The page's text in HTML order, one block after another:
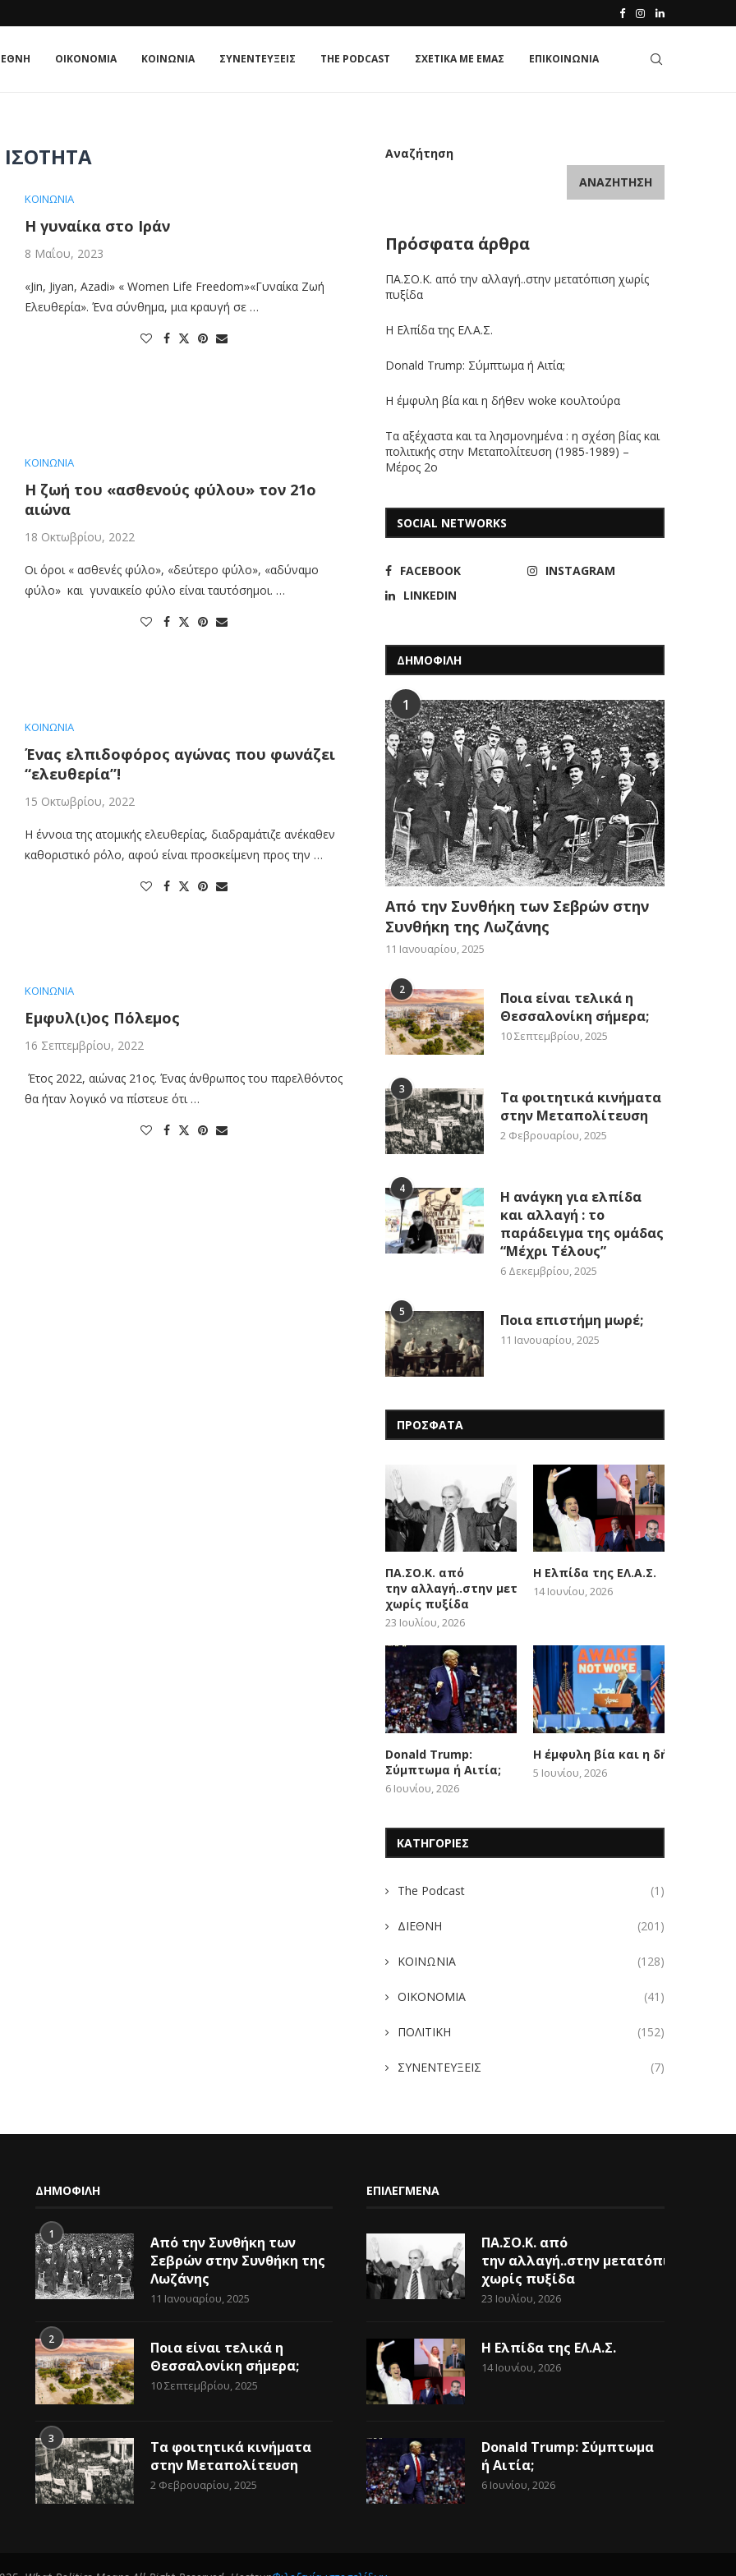
ΟΙΚΟΝΟΜΙΑ ΚΟΙΝΩΝΙΑ ΣΥΝΕΝΤΕΥΞΕΙΣ THE PODCAST ΣΧΕΤΙΚΑ ΜΕ ΕΜΑΣ ΕΠΙΚΟΙΝΩΝΙΑ
ΙΣΌΤΗΤΑ
ΚΟΙΝΩΝΙΑ
Η γυναίκα στο Ιράν
8 Μαΐου, 2023
«Jin, Jiyan, Azadi» « Women Life Freedom»«Γυναίκα Ζωή
Ελευθερία». Ένα σύνθημα, μια κραυγή σε …
ΚΟΙΝΩΝΙΑ
Η ζωή του «ασθενούς φύλου» τον 21ο
αιώνα
18 Οκτωβρίου, 2022
Οι όροι « ασθενές φύλο», «δεύτερο φύλο», «αδύναμο
φύλο» και γυναικείο φύλο είναι ταυτόσημοι. …
ΚΟΙΝΩΝΙΑ
Ένας ελπιδοφόρος αγώνας που φωνάζει
“ελευθερία”!
15 Οκτωβρίου, 2022
Η έννοια της ατομικής ελευθερίας, διαδραμάτιζε ανέκαθεν
καθοριστικό ρόλο, αφού είναι προσκείμενη προς την …
ΚΟΙΝΩΝΙΑ
Εμφυλ(ι)ος Πόλεμος
16 Σεπτεμβρίου, 2022
Έτος 2022, αιώνας 21ος. Ένας άνθρωπος του παρελθόντος
θα ήταν λογικό να πίστευε ότι …
Αναζήτηση
ΑΝΑΖΉΤΗΣΗ
Πρόσφατα άρθρα
ΠΑ.ΣΟ.Κ. από την αλλαγή..στην μετατόπιση χωρίς
πυξίδα
Η Ελπίδα της ΕΛ.Α.Σ.
Donald Trump: Σύμπτωμα ή Αιτία;
Η έμφυλη βία και η δήθεν woke κουλτούρα
Τα αξέχαστα και τα λησμονημένα : η σχέση βίας και
πολιτικής στην Μεταπολίτευση (1985-1989) –
Μέρος 2ο
SOCIAL NETWORKS
FACEBOOK
INSTAGRAM
LINKEDIN
ΔΗΜΟΦΙΛΗ
1
Από την Συνθήκη των Σεβρών στην
Συνθήκη της Λωζάνης
11 Ιανουαρίου, 2025
2
Ποια είναι τελικά η
Θεσσαλονίκη σήμερα;
10 Σεπτεμβρίου, 2025
3
Τα φοιτητικά κινήματα
στην Μεταπολίτευση
2 Φεβρουαρίου, 2025
4
Η ανάγκη για ελπίδα
και αλλαγή : το
παράδειγμα της ομάδας
“Μέχρι Τέλους”
6 Δεκεμβρίου, 2025
5 Ποια επιστήμη μωρέ;
11 Ιανουαρίου, 2025
ΠΡΟΣΦΑΤΑ
ΠΑ.ΣΟ.Κ. από
την αλλαγή..στην μετατόπιση
χωρίς πυξίδα
23 Ιουλίου, 2026
Η Ελπίδα της ΕΛ.Α.Σ.
14 Ιουνίου, 2026
Donald Trump:
Σύμπτωμα ή Αιτία;
6 Ιουνίου, 2026
Η έμφυλη βία και η δήθεν woke
5 Ιουνίου, 2026
ΚΑΤΗΓΟΡΙΕΣ
The Podcast (1)
ΔΙΕΘΝΗ (201)
ΚΟΙΝΩΝΙΑ (128)
ΟΙΚΟΝΟΜΙΑ (41)
ΠΟΛΙΤΙΚΗ (152)
ΣΥΝΕΝΤΕΥΞΕΙΣ (7)
ΔΗΜΟΦΙΛΗ
1
Από την Συνθήκη των
Σεβρών στην Συνθήκη της
Λωζάνης
11 Ιανουαρίου, 2025
2
Ποια είναι τελικά η
Θεσσαλονίκη σήμερα;
10 Σεπτεμβρίου, 2025
3
Τα φοιτητικά κινήματα
στην Μεταπολίτευση
2 Φεβρουαρίου, 2025
ΕΠΙΛΕΓΜΕΝΑ
ΠΑ.ΣΟ.Κ. από
την αλλαγή..στην μετατόπιση
χωρίς πυξίδα
23 Ιουλίου, 2026
Η Ελπίδα της ΕΛ.Α.Σ.
14 Ιουνίου, 2026
Donald Trump: Σύμπτωμα
ή Αιτία;
6 Ιουνίου, 2026